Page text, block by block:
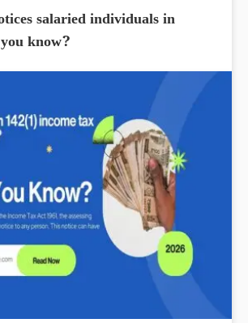
salaried individuals in
know?